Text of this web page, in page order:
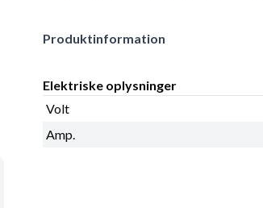
Produktinformation
Elektriske oplysninger
Volt
Amp.